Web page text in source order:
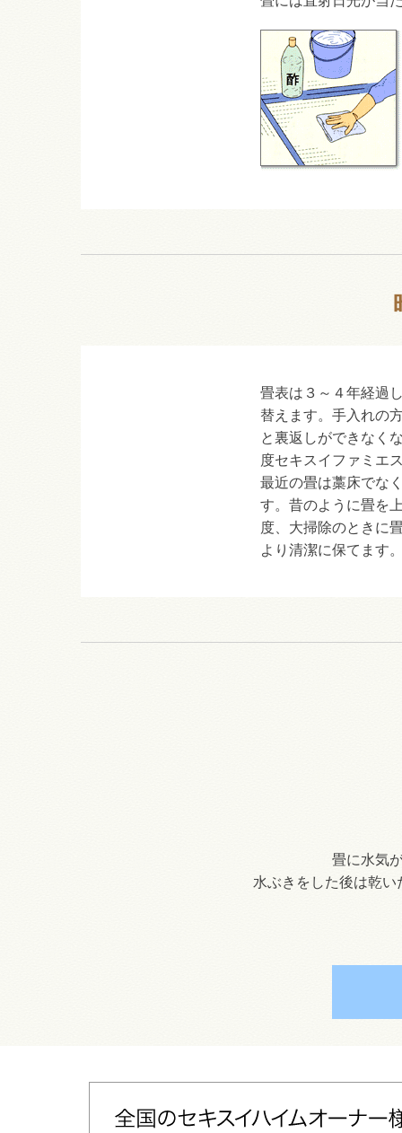
畳表は３～４年経過
替えます。手入れの
と裏返しができなく
度セキスイファミエ
最近の畳は藁床でな
す。昔のように畳を
度、大掃除のときに
より清潔に保てます
畳に水気
水ぶきをした後は乾